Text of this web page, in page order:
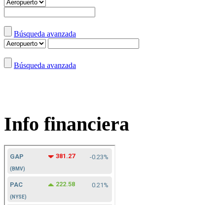
Búsqueda avanzada
Búsqueda avanzada
Info financiera